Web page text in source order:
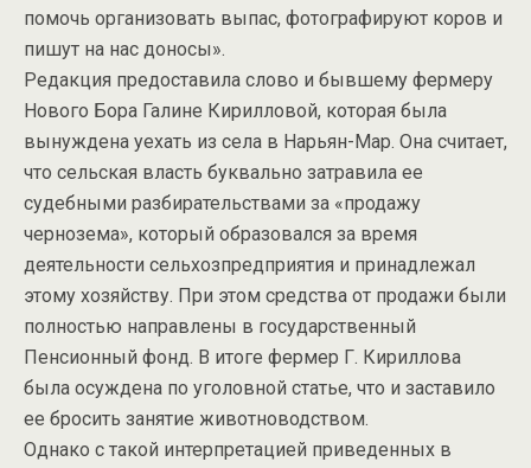
помочь организовать выпас, фотографируют коров и
пишут на нас доносы».
Редакция предоставила слово и бывшему фермеру
Нового Бора Галине Кирилловой, которая была
вынуждена уехать из села в Нарьян-Мар. Она считает,
что сельская власть буквально затравила ее
судебными разбирательствами за «продажу
чернозема», который образовался за время
деятельности сельхозпредприятия и принадлежал
этому хозяйству. При этом средства от продажи были
полностью направлены в государственный
Пенсионный фонд. В итоге фермер Г. Кириллова
была осуждена по уголовной статье, что и заставило
ее бросить занятие животноводством.
Однако с такой интерпретацией приведенных в